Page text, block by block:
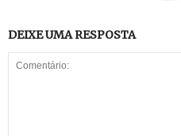
DEIXE UMA RESPOSTA